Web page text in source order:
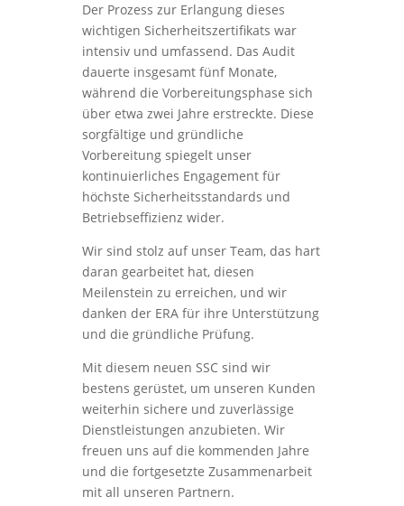
Der Prozess zur Erlangung dieses
wichtigen Sicherheitszertifikats war
intensiv und umfassend. Das Audit
dauerte insgesamt fünf Monate,
während die Vorbereitungsphase sich
über etwa zwei Jahre erstreckte. Diese
sorgfältige und gründliche
Vorbereitung spiegelt unser
kontinuierliches Engagement für
höchste Sicherheitsstandards und
Betriebseffizienz wider.
Wir sind stolz auf unser Team, das hart
daran gearbeitet hat, diesen
Meilenstein zu erreichen, und wir
danken der ERA für ihre Unterstützung
und die gründliche Prüfung.
Mit diesem neuen SSC sind wir
bestens gerüstet, um unseren Kunden
weiterhin sichere und zuverlässige
Dienstleistungen anzubieten. Wir
freuen uns auf die kommenden Jahre
und die fortgesetzte Zusammenarbeit
mit all unseren Partnern.